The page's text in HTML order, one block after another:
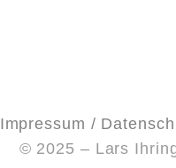
Impressum /
© 2025 – Lars